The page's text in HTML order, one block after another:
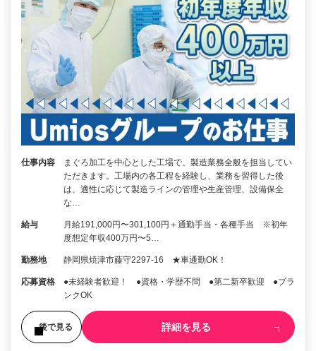
仕事内容
まぐろ加工を中心とした工場で、製造業務全般を担当してい
ただきます。工場内の各工程を経験し、業務を習得した後
は、適性に応じて製造ラインの管理や生産管理、設備保全
な…
給与
月給191,000円〜301,100円＋通勤手当・各種手当 ※初年
度想定年収400万円〜5…
勤務地 静岡県焼津市藤守2297-16 ★車通勤OK！
応募資格
●未経験者歓迎！ ●資格・学歴不問 ●第二新卒歓迎 ●ブラ
ンクOK
後で見る 詳細を見る